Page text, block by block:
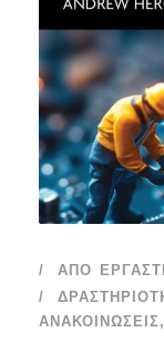
ΑΠΌ
ΑΝΑΚΟΙΝΏΣΕΙΣ,